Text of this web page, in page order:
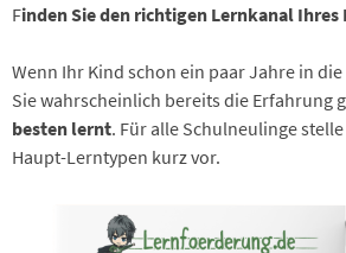
Finden Sie den richtigen Lernkanal Ihres
Wenn Ihr Kind schon ein paar Jahre in
Sie wahrscheinlich bereits die Erfahrung
besten lernt. Für alle Schulneulinge
Haupt-Lerntypen kurz vor.